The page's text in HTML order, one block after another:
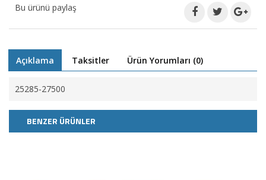
Bu ürünü paylaş
Açıklama Taksitler Ürün Yorumları (0)
25285-27500
BENZER ÜRÜNLER